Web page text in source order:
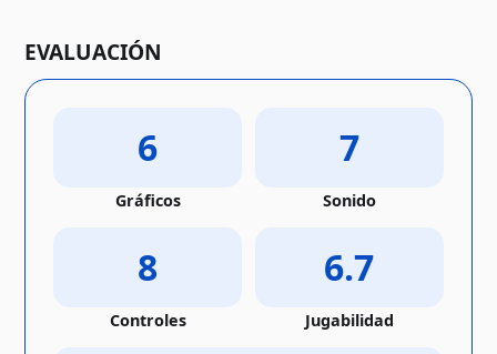
EVALUACIÓN
6
Gráficos
7
Sonido
8
Controles
6.7
Jugabilidad